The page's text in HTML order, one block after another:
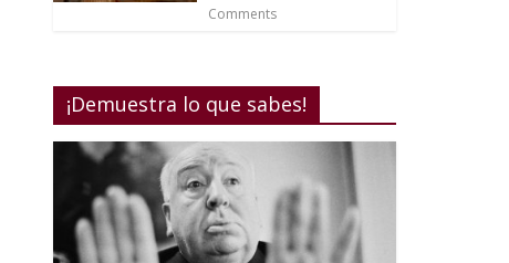
Comments
¡Demuestra lo que sabes!